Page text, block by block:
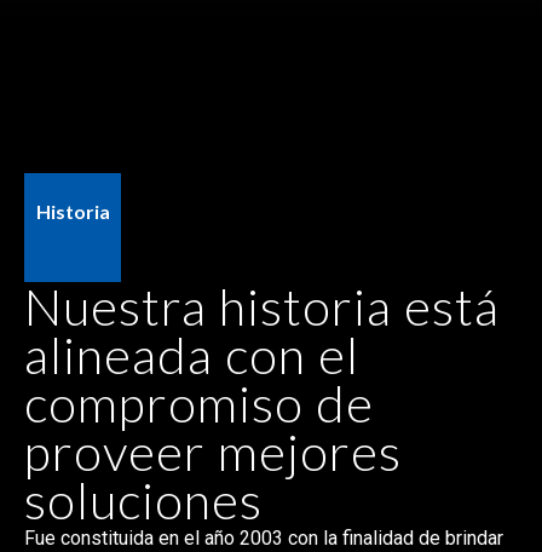
Historia
Nuestra historia está
alineada con el
compromiso de
proveer mejores
soluciones
Fue constituida en el año 2003 con la finalidad de brindar